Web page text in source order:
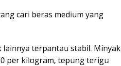
cari beras medium yang
lainnya terpantau stabil. Minyak
per kilogram, tepung terigu